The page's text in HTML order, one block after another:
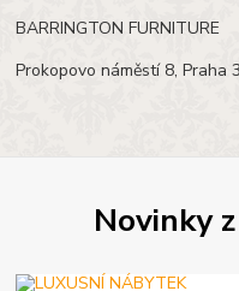
BARRINGTON FURNITURE
Prokopovo náměstí 8, Praha 3
Novinky